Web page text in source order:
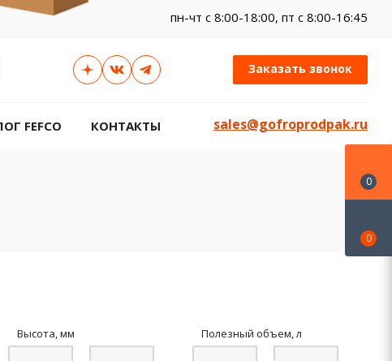
пн-чт c 8:00-18:00, пт с 8:00-16:45
Заказать звонок
FEFCO КОНТАКТЫ sales@gofroprodpak.ru
Высота, мм Полезный объем, л
0
0